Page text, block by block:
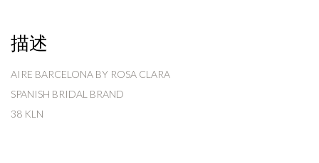
描述
AIRE BARCELONA BY ROSA CLARA
SPANISH BRIDAL BRAND
38 KLN